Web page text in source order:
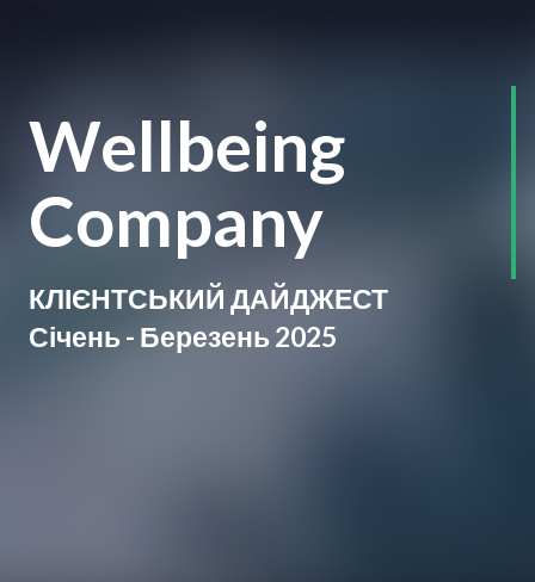
Wellbeing
Company
КЛІЄНТСЬКИЙ ДАЙДЖЕСТ
Січень - Березень 2025